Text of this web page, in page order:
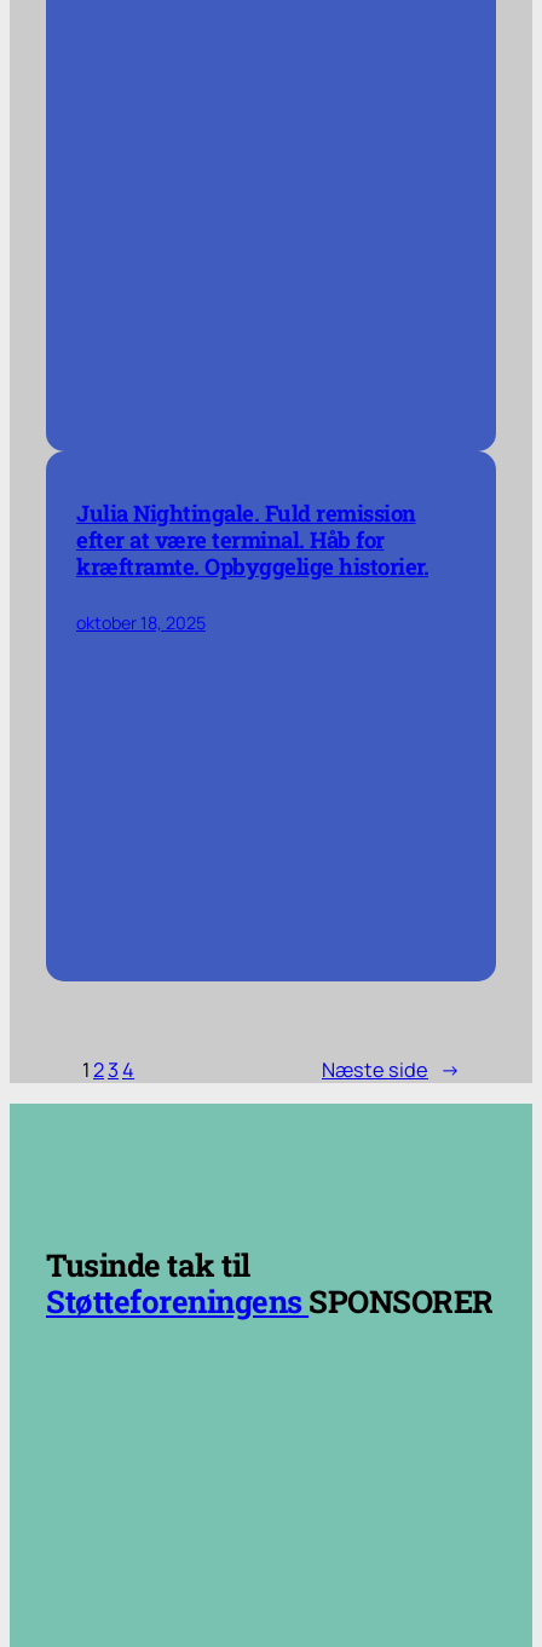
Julia Nightingale. Fuld remission
efter at være terminal. Håb for
kræftramte. Opbyggelige historier.
oktober 18, 2025
1234 Næste side →
Tusinde tak til
Støtteforeningens SPONSORER